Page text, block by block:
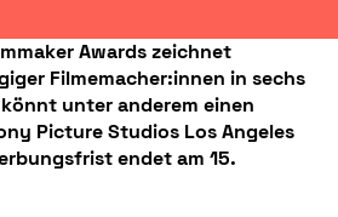
Awards zeichnet
Filmemacher:innen in sechs
unter anderem einen
Picture Studios Los Angeles
endet am 15.